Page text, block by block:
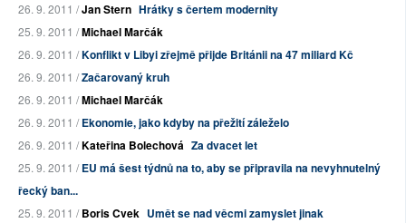
26. 9. 2011 /Jan Stern Hrátky s čertem modernity
25. 9. 2011 /Michael Marčák
26. 9. 2011 /Konflikt v Libyi zřejmě přijde Británii na 47 miliard Kč
26. 9. 2011 /Začarovaný kruh
26. 9. 2011 /Michael Marčák
26. 9. 2011 /Ekonomie, jako kdyby na přežití záleželo
26. 9. 2011 /Kateřina Bolechová Za dvacet let
25. 9. 2011 /EU má šest týdnů na to, aby se připravila na nevyhnutelný
řecký ban...
25. 9. 2011 /Boris Cvek Umět se nad věcmi zamyslet jinak